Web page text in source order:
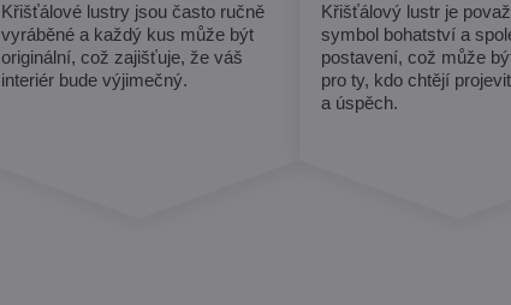
Křišťálové lustry jsou často ručně
vyráběné a každý kus může být
originální, což zajišťuje, že váš
interiér bude výjimečný.
Křišťálový lustr je
symbol bohatství a
postavení, což může
pro ty, kdo chtějí
a úspěch.